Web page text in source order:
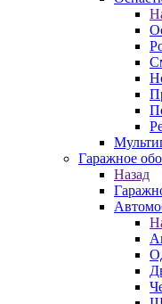
Гаражное
Назад